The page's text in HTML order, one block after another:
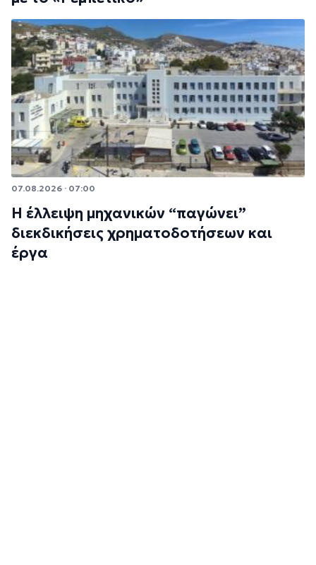
07.08.2026 · 07:00
Η έλλειψη μηχανικών “παγώνει”
διεκδικήσεις χρηματοδοτήσεων και
έργα